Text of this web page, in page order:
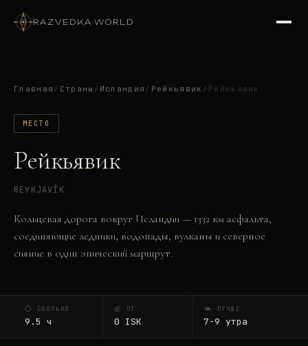
RAZVEDKA·WORLD
Главная / Страны / Исландия / Рейкьявик / Рейкьявик
МЕСТО
Рейкьявик
REYKJAVÍK
Кольцевая дорога вокруг Исландии — 1332 км асфальта,
соединяющие ледники, водопады, вулканы и северное
сияние в один эпический маршрут.
⏱ СКОЛЬКО
9.5 ч
💰 ОТ
0 ISK
🌤 ЛУЧШЕ
7-9 утра